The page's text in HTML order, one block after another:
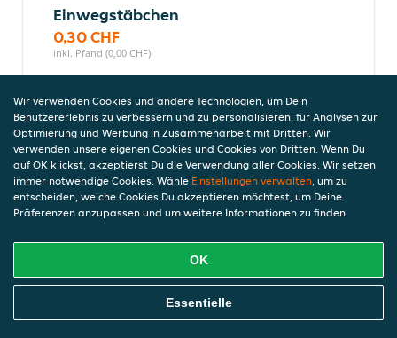
Einwegstäbchen
0,30 CHF
inkl. Pfand (0,00 CHF)
Einweggabel
0,20 CHF
inkl. Pfand (0,00 CHF)
Peking Garden Besteck-Set
inkl. Pfand (0,00 CHF)
Online Essen Bestellen
Wir verwenden Cookies und andere Technologien, um Dein
Benutzererlebnis zu verbessern und zu personalisieren, für Analysen zur
Optimierung und Werbung in Zusammenarbeit mit Dritten. Wir
verwenden unsere eigenen Cookies und Cookies von Dritten. Wenn Du
auf OK klickst, akzeptierst Du die Verwendung aller Cookies. Wir setzen
immer notwendige Cookies. Wähle Einstellungen verwalten, um zu
entscheiden, welche Cookies Du akzeptieren möchtest, um Deine
Präferenzen anzupassen und um weitere Informationen zu finden.
OK
Essentielle